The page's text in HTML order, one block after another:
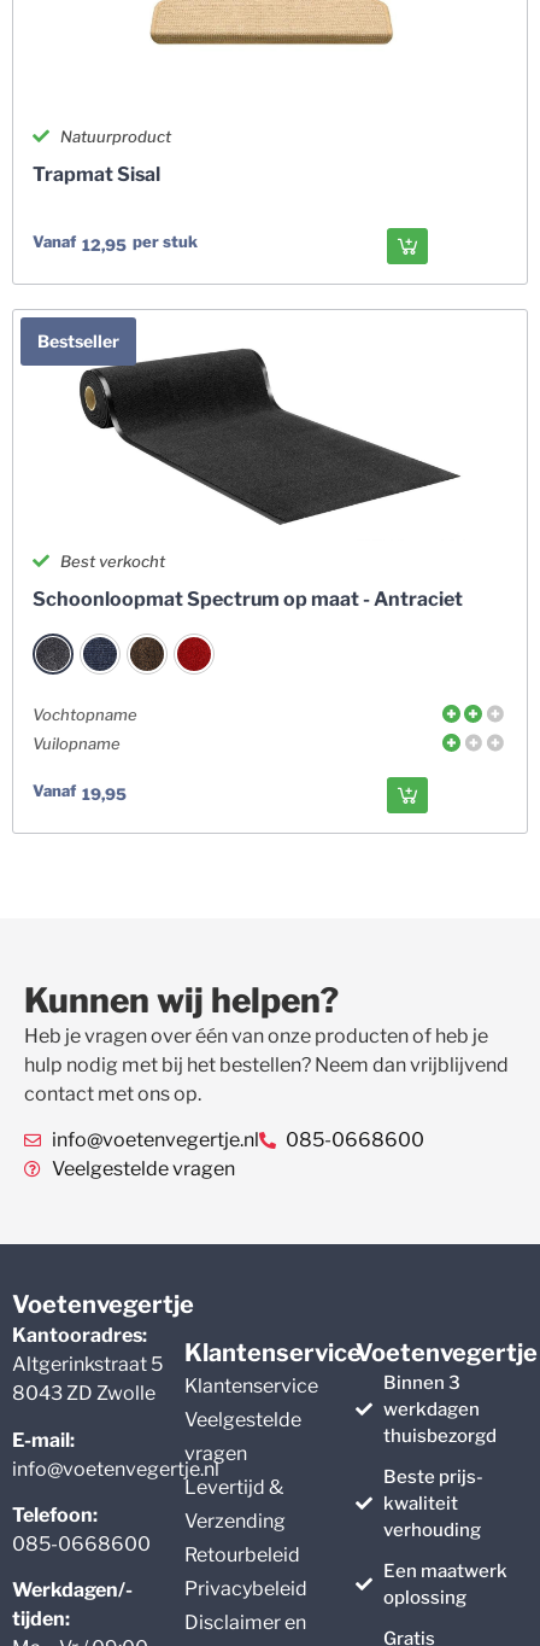
Natuurproduct
Trapmat Sisal
Vanaf 12,95 per stuk
Bestseller
Best verkocht
Schoonloopmat Spectrum op maat - Antraciet
Vochtopname
Vuilopname
Vanaf 19,95
Kunnen wij helpen?
Heb je vragen over één van onze producten of heb je
hulp nodig met bij het bestellen? Neem dan vrijblijvend
contact met ons op.
info@voetenvegertje.nl
085-0668600
Veelgestelde vragen
Voetenvegertje
Kantooradres:
Altgerinkstraat 5
8043 ZD Zwolle
E-mail:
info@voetenvegertje.nl
Telefoon:
085-0668600
Werkdagen/-
tijden:
Klantenservice
Klantenservice
Veelgestelde
vragen
Levertijd &
Verzending
Retourbeleid
Privacybeleid
Disclaimer en
Voetenvegertje
Binnen 3
werkdagen
thuisbezorgd
Beste prijs-
kwaliteit
verhouding
Een maatwerk
oplossing
Gratis